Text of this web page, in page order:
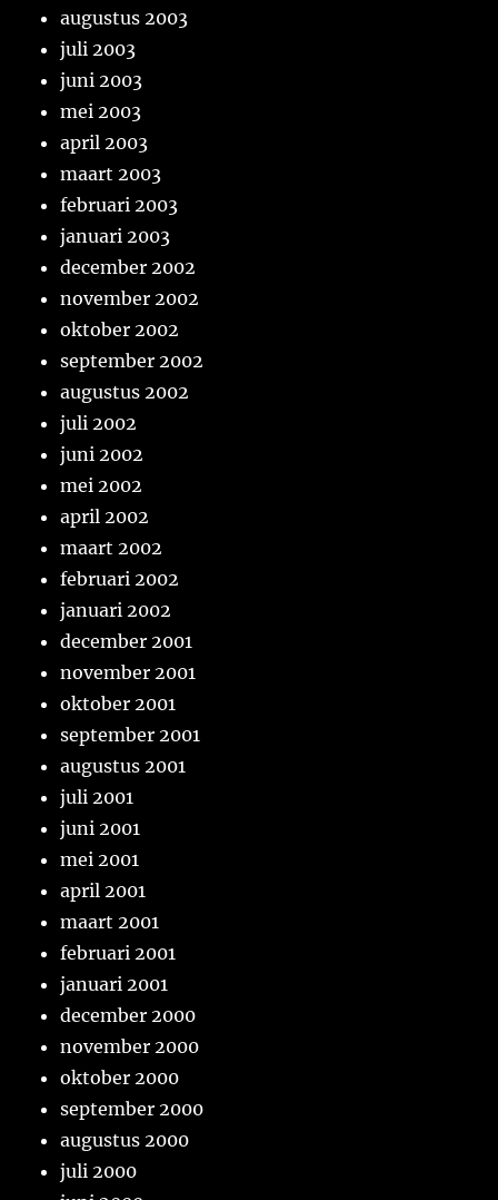
augustus 2003
juli 2003
juni 2003
mei 2003
april 2003
maart 2003
februari 2003
januari 2003
december 2002
november 2002
oktober 2002
september 2002
augustus 2002
juli 2002
juni 2002
mei 2002
april 2002
maart 2002
februari 2002
januari 2002
december 2001
november 2001
oktober 2001
september 2001
augustus 2001
juli 2001
juni 2001
mei 2001
april 2001
maart 2001
februari 2001
januari 2001
december 2000
november 2000
oktober 2000
september 2000
augustus 2000
juli 2000